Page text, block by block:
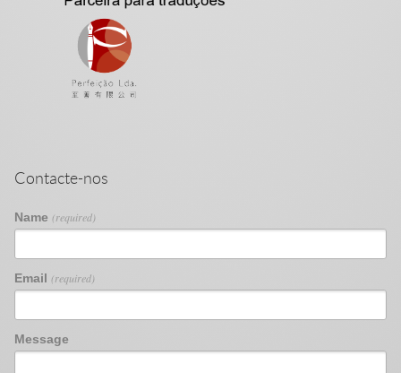
Contacte-nos
Name (required)
Email (required)
Message